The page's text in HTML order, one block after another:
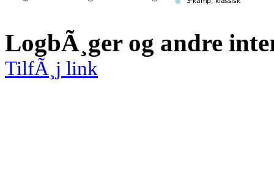
LogbÃ¸ger og andre
TilfÃ¸j link